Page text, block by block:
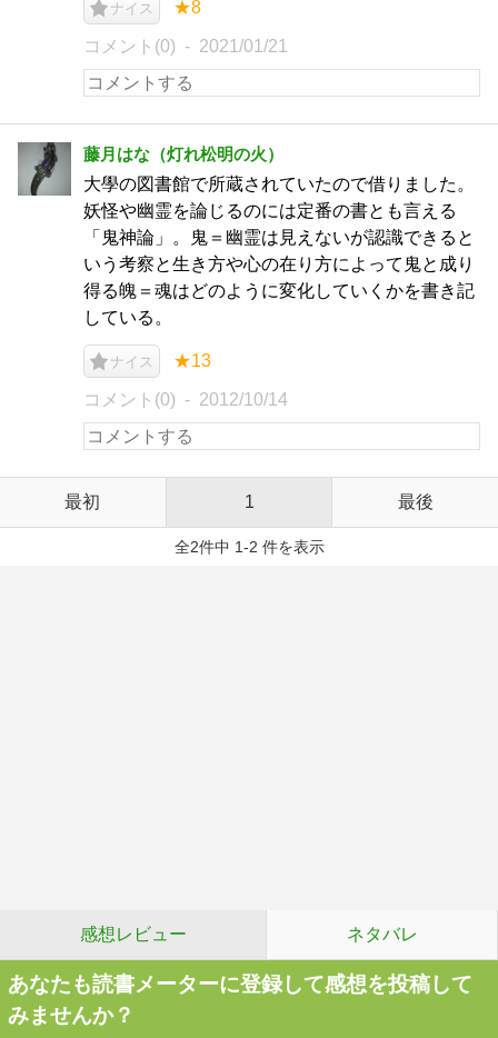
ナイス ★8
コメント(0) 2021/01/21
藤月はな（灯れ松明の火）
大學の図書館で所蔵されていたので借りました。
妖怪や幽霊を論じるのには定番の書とも言える
「鬼神論」。鬼＝幽霊は見えないが認識できると
いう考察と生き方や心の在り方によって鬼と成り
得る魄＝魂はどのように変化していくかを書き記
している。
ナイス ★13
コメント(0) 2012/10/14
最初 1 最後
全2件中 1-2 件を表示
感想レビュー ネタバレ
あなたも読書メーターに登録して感想を投稿して
みませんか？